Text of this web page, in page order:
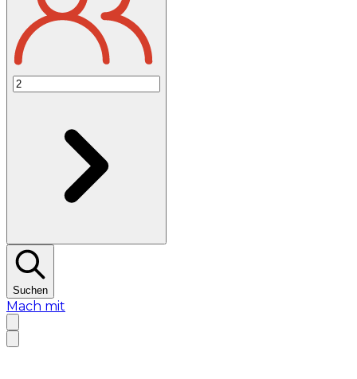
Suchen
Mach mit